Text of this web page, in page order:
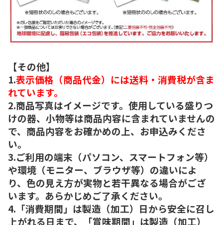
【その他】
1.表示価格（商品代金）には送料・消費税が含ま
れています。
2.商品写真はイメージです。使用している盛りつ
けの器、小物等は商品内容に含まれていませんの
で、商品内容をお確かめの上、お申込みくださ
い。
3.ご利用の端末（パソコン、スマートフォン等）
や環境（モニター、ブラウザ等）の違いによ
り、色の見え方が実物と若干異なる場合がござ
います。あらかじめご了承ください。
4.「消費期間」は製造（加工）日から安全に召し
上がれる日まで、「賞味期間」は製造（加工）